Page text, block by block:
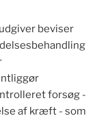
beviser
forsøg -
af kræft - som